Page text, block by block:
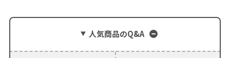
人気商品のQ&A